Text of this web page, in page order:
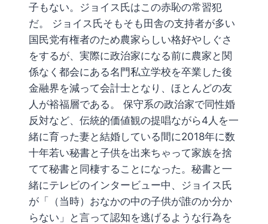
子もない。ジョイス氏はこの赤恥の常習犯
だ。 ジョイス氏そもそも田舎の支持者が多い
国民党有権者のため農家らしい格好やしぐさ
をするが、実際に政治家になる前に農家と関
係なく都会にある名門私立学校を卒業した後
金融界を減って会計士となり、ほとんどの友
人が裕福層である。 保守系の政治家で同性婚
反対など、伝統的価値観の提唱ながら4人を一
緒に育った妻と結婚している間に2018年に数
十年若い秘書と子供を出来ちゃって家族を捨
てて秘書と同棲することになった。秘書と一
緒にテレビのインタービュー中、ジョイス氏
が「（当時）おなかの中の子供が誰のか分か
らない」と言って認知を逃げるような行為を